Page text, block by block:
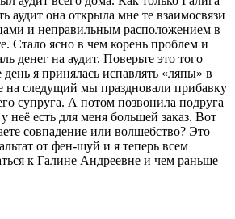
аудит она открыла мне те взаимосвязи
и неправильным расположением в
Стало ясно в чем корень проблем и
денег на аудит. Поверьте это того
день я принялась испавлять «ляпы» в
на следущий мы праздновали прибавку
супруга. А потом позвонила подруга
неё есть для меня большей заказ. Вот
совпадение или волшебство? Это
от фен-шуй и я теперь всем
к Галине Андреевне и чем раньше